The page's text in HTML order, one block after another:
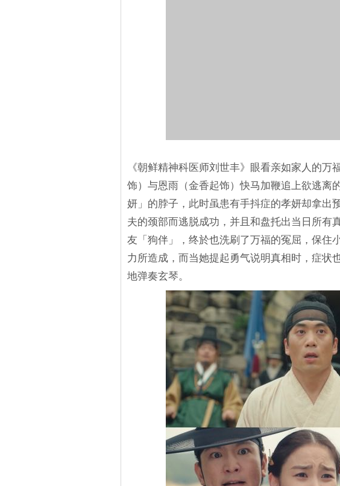
《朝鲜精神科医师刘世丰》眼看亲如家人的万
饰）与恩雨（金香起饰）快马加鞭追上欲逃离
妍」的脖子，此时虽患有手抖症的孝妍却拿出
夫的颈部而逃脱成功，并且和盘托出当日所有
友「狗伴」，终於也洗刷了万福的冤屈，保住
力所造成，而当她提起勇气说明真相时，症状
地弹奏玄琴。